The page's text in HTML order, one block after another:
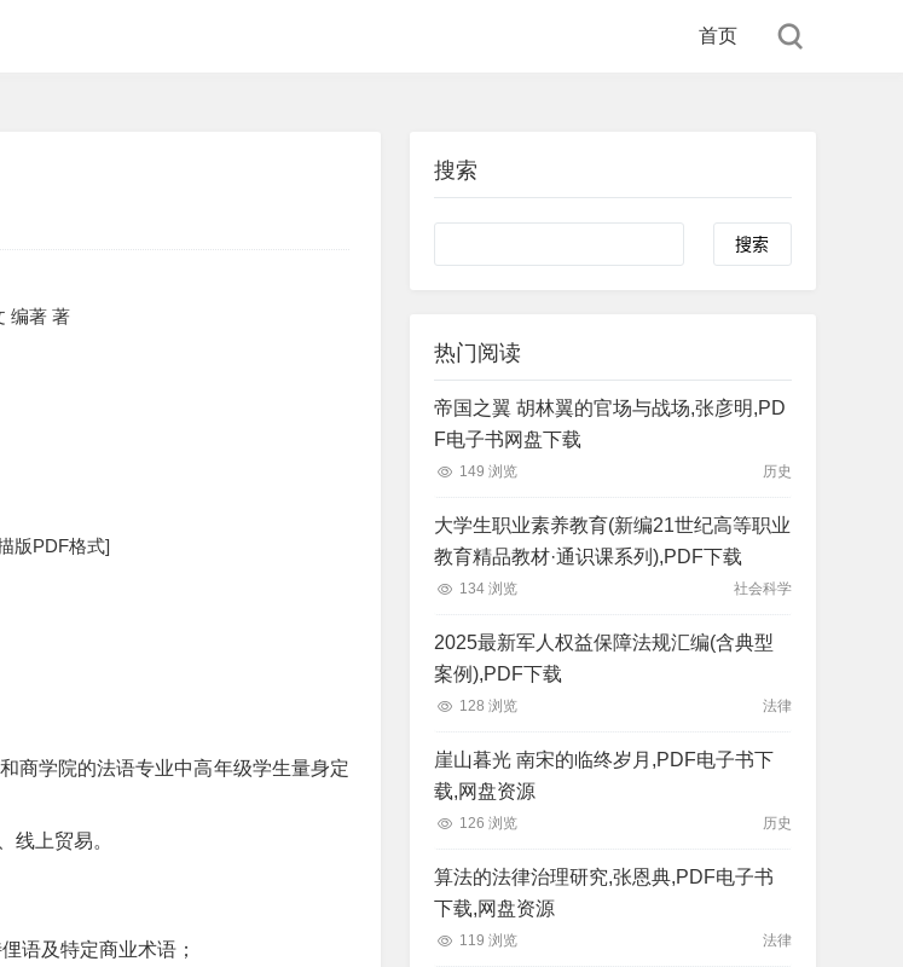
首页
编著 著
版PDF格式]
商学院的法语专业中高年级学生量身定
线上贸易。
语及特定商业术语；
搜索
Search
热门阅读
帝国之翼 胡林翼的官场与战场,张彦明,PD
F电子书网盘下载
149 浏览 历史
大学生职业素养教育(新编21世纪高等职业
教育精品教材·通识课系列),PDF下载
134 浏览 社会科学
2025最新军人权益保障法规汇编(含典型
案例),PDF下载
128 浏览 法律
崖山暮光 南宋的临终岁月,PDF电子书下
载,网盘资源
126 浏览 历史
算法的法律治理研究,张恩典,PDF电子书
下载,网盘资源
119 浏览 法律